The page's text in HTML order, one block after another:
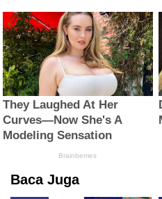
Baca Juga